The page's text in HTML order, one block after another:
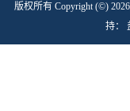
版权所有 Copyright (©) 2026
持：